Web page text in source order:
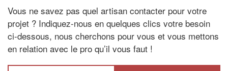
Vous ne savez pas quel artisan contacter pour votre
projet ? Indiquez-nous en quelques clics votre besoin
ci-dessous, nous cherchons pour vous et vous mettons
en relation avec le pro qu’il vous faut !